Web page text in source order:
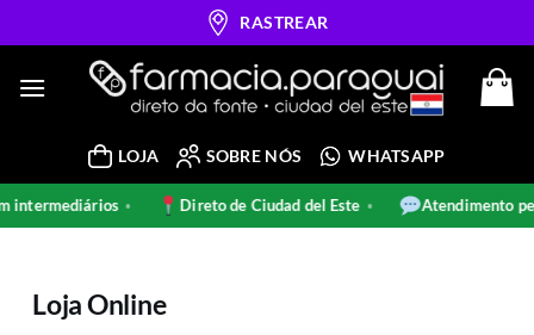
to
RASTREAR
LOJA SOBRE NÓS WHATSAPP
• Direto de Ciudad del Este • Atendimento
Loja Online